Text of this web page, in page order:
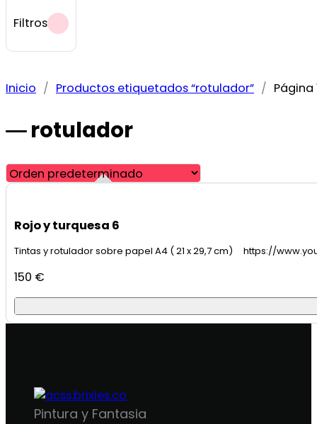
Filtros
Inicio / Productos etiquetados “rotulador” / Página
rotulador
Rojo y turquesa 6
Tintas y rotulador sobre papel A4 ( 21 x 29,7 cm) https://
150 €
Pintura y Fantasia